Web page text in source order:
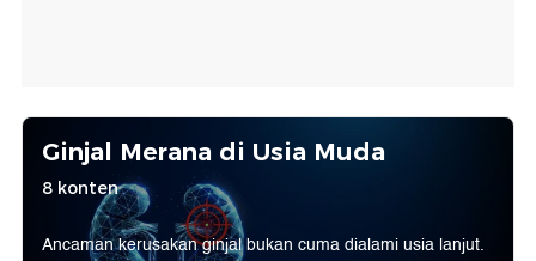
Ginjal Merana di Usia Muda
8 konten
Ancaman kerusakan ginjal bukan cuma dialami usia lanjut.